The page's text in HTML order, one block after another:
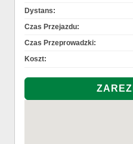
Dystans:
Czas Przejazdu:
Czas Przeprowadzki:
Koszt: